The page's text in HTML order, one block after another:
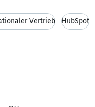
Vertrieb HubSpot